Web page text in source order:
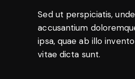
Sed ut perspiciatis,
accusantium
ipsa, quae ab illo
vitae dicta sunt.